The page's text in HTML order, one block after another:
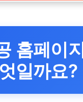
홈페이
일까요?